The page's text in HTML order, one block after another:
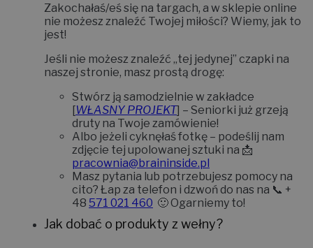
Zakochałaś/eś się na targach, a w sklepie online
nie możesz znaleźć Twojej miłości? Wiemy, jak to
jest!
Jeśli nie możesz znaleźć „tej jedynej” czapki na
naszej stronie, masz prostą drogę:
Stwórz ją samodzielnie w zakładce
[WŁASNY PROJEKT] – Seniorki już grzeją
druty na Twoje zamówienie!
Albo jeżeli cyknęłaś fotkę – podeślij nam
zdjęcie tej upolowanej sztuki na 📩
pracownia@braininside.pl
Masz pytania lub potrzebujesz pomocy na
cito? Łap za telefon i dzwoń do nas na 📞 +
48 571 021 460 🙂 Ogarniemy to!
Jak dobać o produkty z wełny?